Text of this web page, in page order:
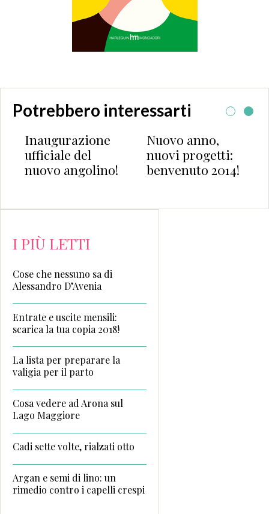
Potrebbero interessarti
Inaugurazione
ufficiale del
nuovo angolino!
Nuovo anno,
nuovi progetti:
benvenuto 2014!
I PIÙ LETTI
Cose che nessuno sa di
Alessandro D’Avenia
Entrate e uscite mensili:
scarica la tua copia 2018!
La lista per preparare la
valigia per il parto
Cosa vedere ad Arona sul
Lago Maggiore
Cadi sette volte, rialzati otto
Argan e semi di lino: un
rimedio contro i capelli crespi